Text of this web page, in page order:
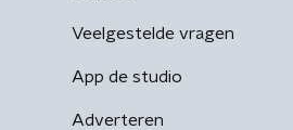
Veelgestelde vragen
App de studio
Adverteren